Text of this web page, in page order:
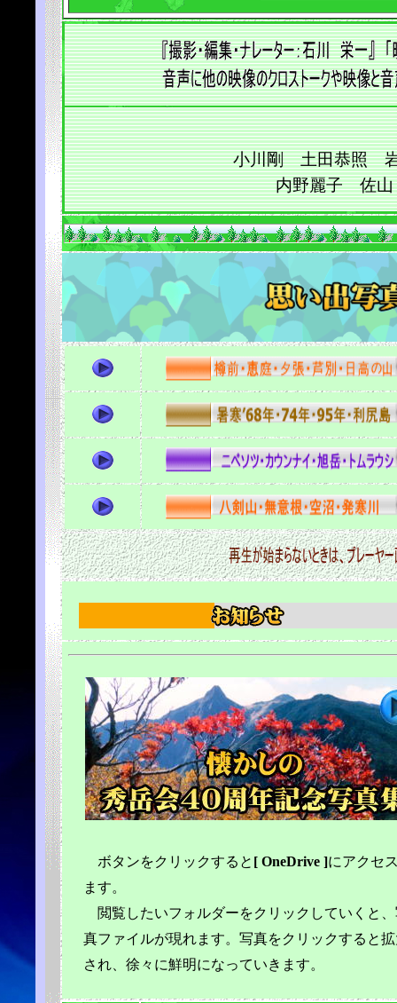
小川剛 土田恭照
内野麗子 佐
ボタンをクリックすると [ OneDrive ]にアクセ
ます。
閲覧したいフォルダーをクリックしていくと
真ファイルが現れます。写真をクリックすると
され、徐々に鮮明になっていきます。